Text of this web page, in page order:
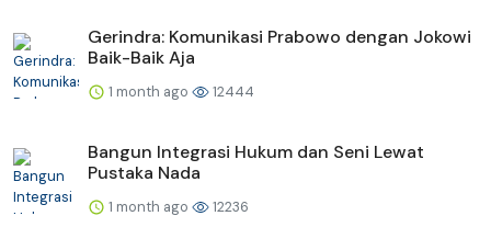
Gerindra: Komunikasi Prabowo dengan Jokowi
Baik-Baik Aja
1 month ago 12444
Bangun Integrasi Hukum dan Seni Lewat
Pustaka Nada
1 month ago 12236